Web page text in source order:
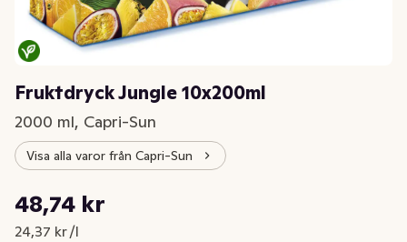
Fruktdryck Jungle 10x200ml
2000 ml, Capri-Sun
Visa alla varor från Capri-Sun
Nuvarande pris är: 48,74 kr
48,74 kr
24,37 kr /l
Styckpris: 24,37 kr /l